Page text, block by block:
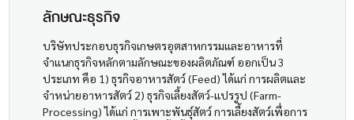
ลักษณะธุรกิจ
บริษัทประกอบธุรกิจเกษตรอุตสาหกรรมและอาหารที่
จำแนกธุรกิจหลักตามลักษณะของผลิตภัณฑ์ ออกเป็น 3
ประเภท คือ 1) ธุรกิจอาหารสัตว์ (Feed) ได้แก่ การผลิตและ
จำหน่ายอาหารสัตว์ 2) ธุรกิจเลี้ยงสัตว์-แปรรูป (Farm-
Processing) ได้แก่ การเพาะพันธุ์สัตว์ การเลี้ยงสัตว์เพื่อการ